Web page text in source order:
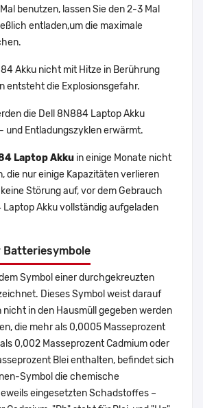
benutzen, lassen Sie den 2-3 Mal
entladen,um die maximale
Akku nicht mit Hitze in Berührung
entsteht die Explosionsgefahr.
die Dell 8N884 Laptop Akku
und Entladungszyklen erwärmt.
Laptop Akku in einige Monate nicht
die nur einige Kapazitäten verlieren
Störung auf, vor dem Gebrauch
Akku vollständig aufgeladen
Batteriesymbole
Symbol einer durchgekreuzten
Dieses Symbol weist darauf
nicht in den Hausmüll gegeben werden
die mehr als 0,0005 Masseprozent
0,002 Masseprozent Cadmium oder
Blei enthalten, befindet sich
Symbol die chemische
eingesetzten Schadstoffes –